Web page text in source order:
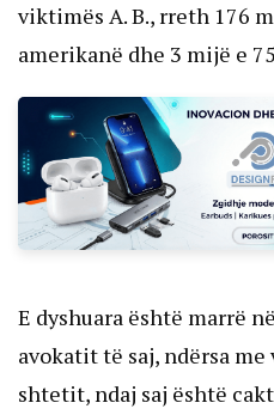
viktimës A. B., rreth 176
amerikanë dhe 3 mijë e
E dyshuara është marrë
avokatit të saj, ndërsa
shtetit, ndaj saj është